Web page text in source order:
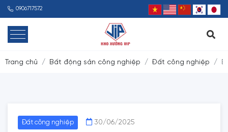
0906717572
Trang chủ Bất động sản công nghiệp Đất công nghiệp
Đất công nghiệp 30/06/2025